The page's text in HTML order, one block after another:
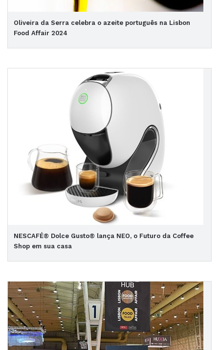
Oliveira da Serra celebra o azeite português na Lisbon
Food Affair 2024
NESCAFÉ® Dolce Gusto® lança NEO, o Futuro da Coffee
Shop em sua casa